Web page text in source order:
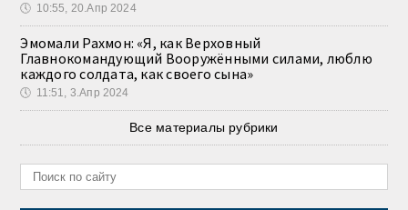
🕔 10:55, 20.Апр 2024
Эмомали Рахмон: «Я, как Верховный
Главнокомандующий Вооружёнными силами, люблю
каждого солдата, как своего сына»
🕔 11:51, 3.Апр 2024
Все материалы рубрики